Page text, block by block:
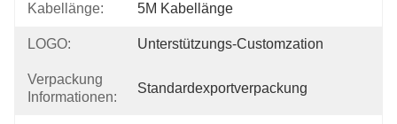
Kabellänge: 5M Kabellänge
LOGO: Unterstützungs-Customzation
Verpackung
Informationen:
Standardexportverpackung